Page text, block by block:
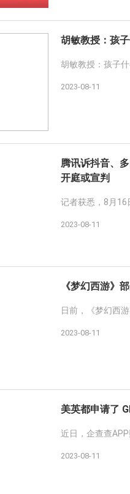
胡敏教授：孩
胡敏教授：孩子
2023-08-11
腾讯诉抖音、
开庭或宣判
记者获悉，8月16
2023-08-11
《梦幻西游》
日前，《梦幻西
2023-08-11
美英都申请了
近日，企查查
2023-08-11